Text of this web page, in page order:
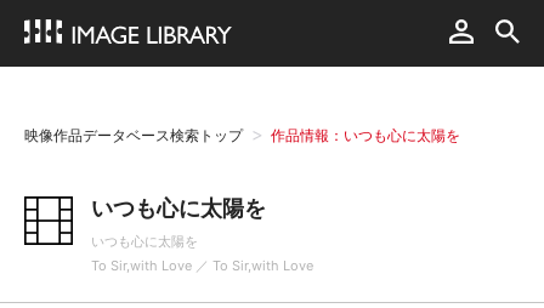
映像作品データベース検索トップ 作品情報：いつも心に太陽を
いつも心に太陽を
いつも心に太陽を
To Sir,with Love ／ To Sir,with Love